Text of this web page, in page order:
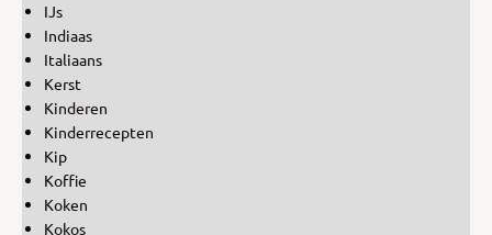
IJs
Indiaas
Italiaans
Kerst
Kinderen
Kinderrecepten
Kip
Koffie
Koken
Kokos